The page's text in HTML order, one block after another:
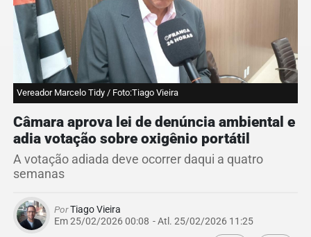
Vereador Marcelo Tidy / Foto:Tiago Vieira
Câmara aprova lei de denúncia ambiental e
adia votação sobre oxigênio portátil
A votação adiada deve ocorrer daqui a quatro
semanas
PorTiago Vieira
Em 25/02/2026 00:08 - Atl. 25/02/2026 11:25